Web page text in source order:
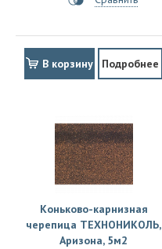
В корзину Подробнее
Коньково-карнизная
черепица ТЕХНОНИКОЛЬ,
Аризона, 5м2